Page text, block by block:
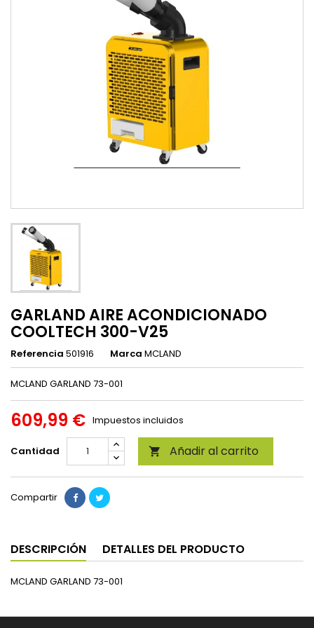
GARLAND AIRE ACONDICIONADO
COOLTECH 300-V25
Referencia 501916 Marca MCLAND
MCLAND GARLAND 73-001
609,99 € Impuestos incluidos
Cantidad  Añadir al carrito
Compartir
DESCRIPCIÓN DETALLES DEL PRODUCTO
MCLAND GARLAND 73-001